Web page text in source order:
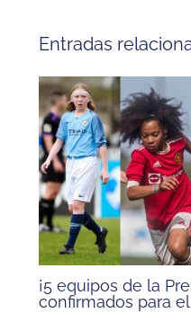
Entradas
¡5 equipos de la
confirmados para